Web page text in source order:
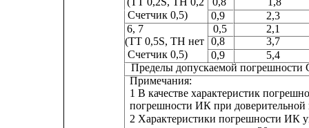
Счетчик 0,5) 0,9
6, 7 0,5
(ТТ 0,5S, ТН нет 0,8
Счетчик 0,5) 0,9
Пределы
Примечания:
1 В качестве характеристик
погрешности ИК при доверительной
2 Характеристики погрешности ИК